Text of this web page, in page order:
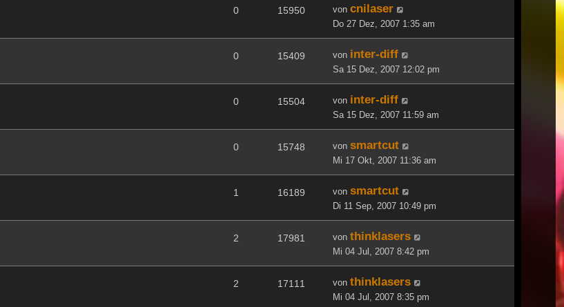
0 15950 von cnilaser
Do 27 Dez, 2007 1:35 am
0 15409 von inter-diff
Sa 15 Dez, 2007 12:02 pm
0 15504 von inter-diff
Sa 15 Dez, 2007 11:59 am
0 15748 von smartcut
Mi 17 Okt, 2007 11:36 am
1 16189 von smartcut
Di 11 Sep, 2007 10:49 pm
2 17981 von thinklasers
Mi 04 Jul, 2007 8:42 pm
2 17111 von thinklasers
Mi 04 Jul, 2007 8:35 pm